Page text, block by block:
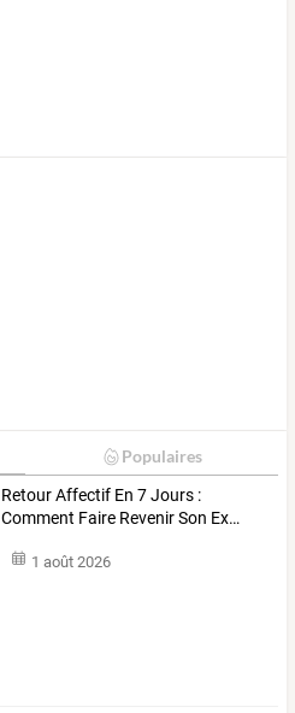
Populaires
RetourAffectif En 7Jours :
Comment Faire RevenirSon Ex…
1 août 2026